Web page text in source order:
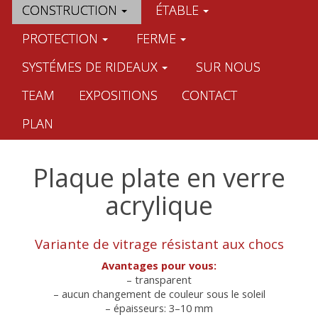
CONSTRUCTION
ÉTABLE
PROTECTION
FERME
SYSTÉMES DE RIDEAUX
SUR NOUS
TEAM
EXPOSITIONS
CONTACT
PLAN
Plaque plate en verre
acrylique
Variante de vitrage résistant aux chocs
Avantages pour vous:
– transparent
– aucun changement de couleur sous le soleil
– épaisseurs: 3–10 mm